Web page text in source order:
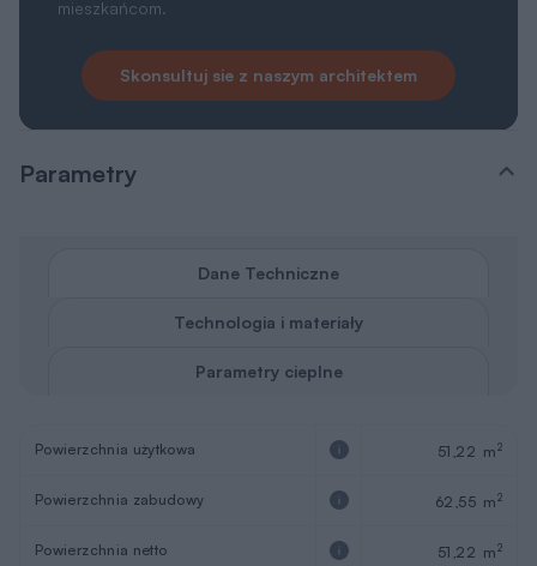
mieszkańcom.
Skonsultuj sie z naszym architektem
Parametry
Dane Techniczne
Technologia i materiały
Parametry cieplne
Powierzchnia użytkowa 51,22 m2
Powierzchnia zabudowy 62,55 m2
Powierzchnia netto 51,22 m2